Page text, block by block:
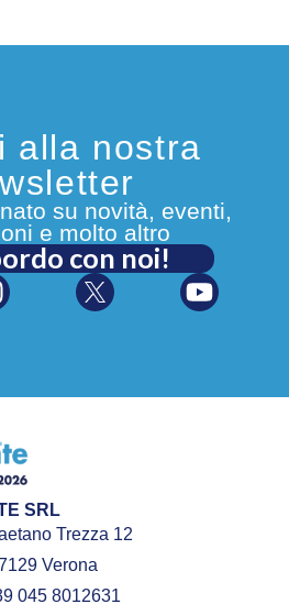
alla nostra
su novità, eventi,
e molto altro
con noi!
SRL
Trezza 12
Verona
045 8012631